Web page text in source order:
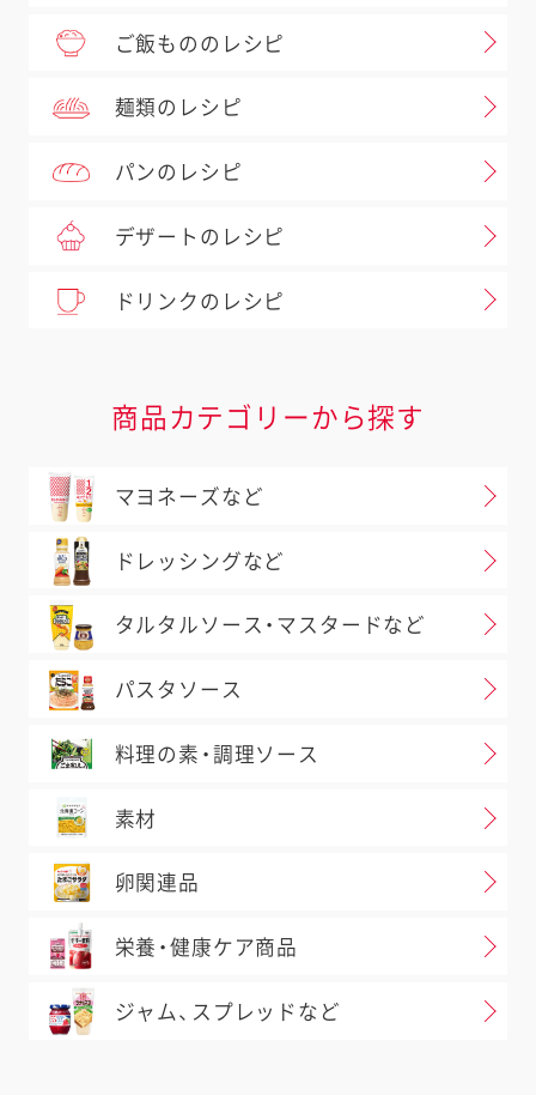
ご飯もののレシピ
麺類のレシピ
パンのレシピ
デザートのレシピ
ドリンクのレシピ
商品カテゴリーから探す
マヨネーズなど
ドレッシングなど
タルタルソース・マスタードなど
パスタソース
料理の素・調理ソース
素材
卵関連品
栄養・健康ケア商品
ジャム、スプレッドなど